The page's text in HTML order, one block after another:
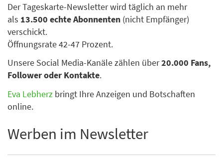
Der Tageskarte-Newsletter wird täglich an mehr
als 13.500 echte Abonnenten (nicht Empfänger)
verschickt.
Öffnungsrate 42-47 Prozent.
Unsere Social Media-Kanäle zählen über20.000 Fans,
Follower oder Kontakte.
Eva Lebherz bringt Ihre Anzeigen und Botschaften
online.
Werben im Newsletter